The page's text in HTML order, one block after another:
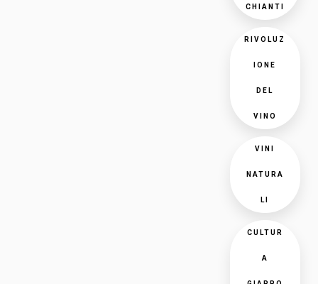
CHIANTI
RIVOLUZ
IONE
DEL
VINO
VINI
NATURA
LI
CULTUR
A